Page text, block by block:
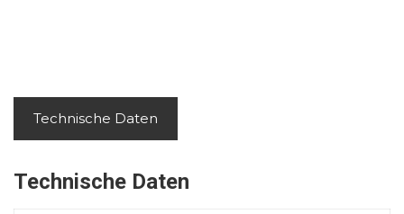
Technische Daten
Technische Daten